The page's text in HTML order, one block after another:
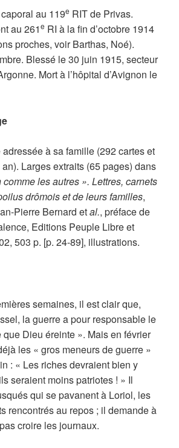
au 119e RIT de Privas.
au 261e RI à la fin d’octobre 1914
proches, voir Barthas, Noé).
Blessé le 30 juin 1915, secteur
Mort à l’hôpital d’Avignon le
à sa famille (292 cartes et
Larges extraits (65 pages) dans
les autres ». Lettres, carnets
drômois et de leurs familles,
Pierre Bernard etal., préface de
Editions Peuple Libre et
503 p. [p. 24-89], illustrations.
semaines, il est clair que,
la guerre a pour responsable le
Dieu éreinte ». Mais en février
les « gros meneurs de guerre »
: « Les riches devraient bien y
seraient moins patriotes ! » Il
qui se pavanent à Loriol, les
rencontrés au repos ; il demande à
croire les journaux.